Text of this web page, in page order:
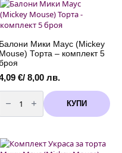
-
Мики
Маус
(Mickey
Mouse)
Балони Мики Маус (Mickey
Mouse) Торта – комплект 5
€/ 8,00 лв.
за
Балони
Mouse)
Торта
КУПИ